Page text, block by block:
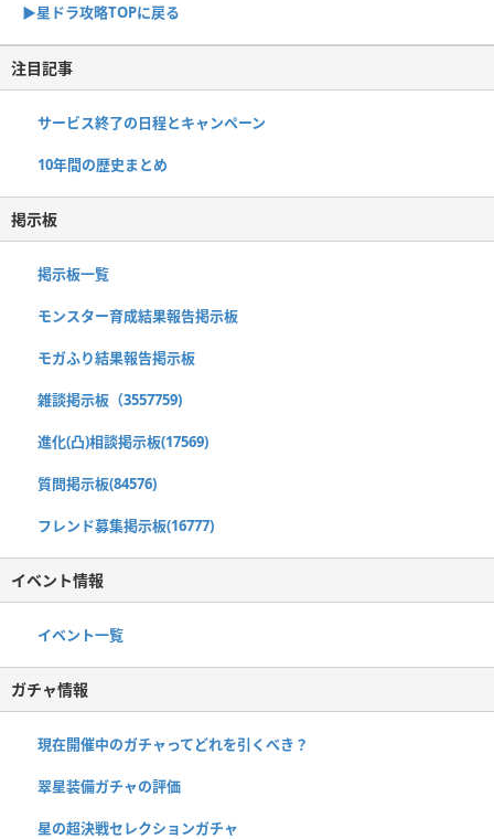
▶︎星ドラ攻略TOPに戻る
注目記事
サービス終了の日程とキャンペーン
10年間の歴史まとめ
掲示板
掲示板一覧
モンスター育成結果報告掲示板
モガふり結果報告掲示板
雑談掲示板（3557759)
進化(凸)相談掲示板(17569)
質問掲示板(84576)
フレンド募集掲示板(16777)
イベント情報
イベント一覧
ガチャ情報
現在開催中のガチャってどれを引くべき？
翠星装備ガチャの評価
星の超決戦セレクションガチャ